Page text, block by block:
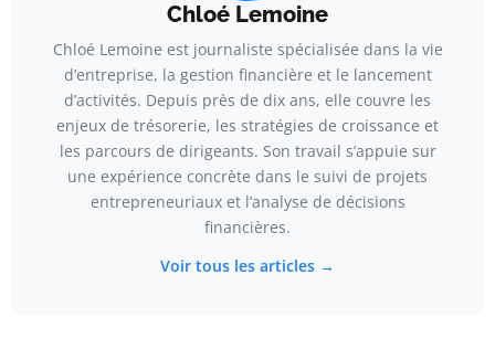
Chloé Lemoine
Chloé Lemoine est journaliste spécialisée dans la vie
d’entreprise, la gestion financière et le lancement
d’activités. Depuis près de dix ans, elle couvre les
enjeux de trésorerie, les stratégies de croissance et
les parcours de dirigeants. Son travail s’appuie sur
une expérience concrète dans le suivi de projets
entrepreneuriaux et l’analyse de décisions
financières.
Voir tous les articles →